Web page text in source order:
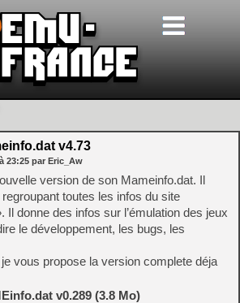
v4.73
à 23:25 par Eric_Aw
version de son Mameinfo.dat. Il
regroupant toutes les infos du site
donne des infos sur l’émulation des jeux
le développement, les bugs, les
vous propose la version complete déja
v0.289 (3.8 Mo)